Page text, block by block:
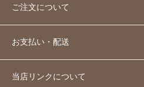
ご注文について
お支払い・配送
当店リンクについて